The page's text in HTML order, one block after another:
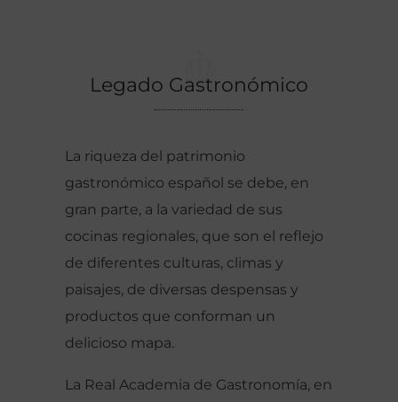
Legado Gastronómico
La riqueza del patrimonio
gastronómico español se debe, en
gran parte, a la variedad de sus
cocinas regionales, que son el reflejo
de diferentes culturas, climas y
paisajes, de diversas despensas y
productos que conforman un
delicioso mapa.
La Real Academia de Gastronomía, en